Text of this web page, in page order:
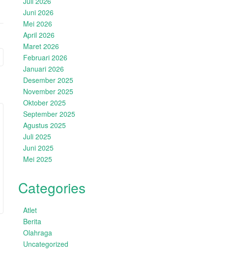
Juni 2026
Mei 2026
April 2026
Maret 2026
Februari 2026
Januari 2026
Desember 2025
November 2025
Oktober 2025
September 2025
Agustus 2025
Juli 2025
Juni 2025
Mei 2025
Categories
Atlet
Berita
Olahraga
Uncategorized